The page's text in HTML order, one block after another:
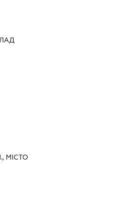
МІСТО